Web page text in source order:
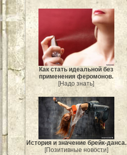
Как стать идеальной без
применения феромонов.
[Надо знать]
История и значение брейк-данса.
[Позитивные новости]